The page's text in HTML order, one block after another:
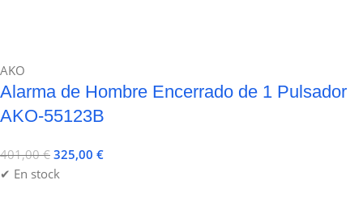
AKO
Alarma de Hombre Encerrado de 1 Pulsador
AKO-55123B
401,00€ 325,00 €
✔ En stock